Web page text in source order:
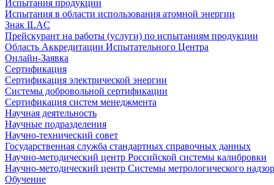
Испытания продукции
Испытания в области использования атомной энергии
Знак ILAC
Прейскурант на работы (услуги) по испытаниям продукции
Область Аккредитации Испытательного Центра
Онлайн-Заявка
Сертификация
Сертификация электрической энергии
Системы добровольной сертификации
Сертификация систем менеджмента
Научная деятельность
Научные подразделения
Научно-технический совет
Государственная служба стандартных справочных данных
Научно-методический центр Российской системы калибровки
Научно-методический центр Системы метрологического
Обучение